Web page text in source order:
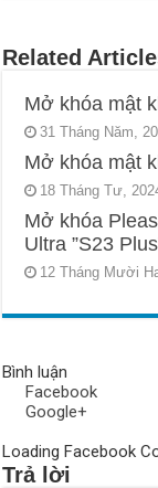
Related
Mở khóa mật
31 Tháng Năm,
Mở khóa mật
18 Tháng Tư,
Mở khóa
Ultra ”S23
12 Tháng Mười
Bình luận
Facebook
Google+
Loading Facebook
Trả lời